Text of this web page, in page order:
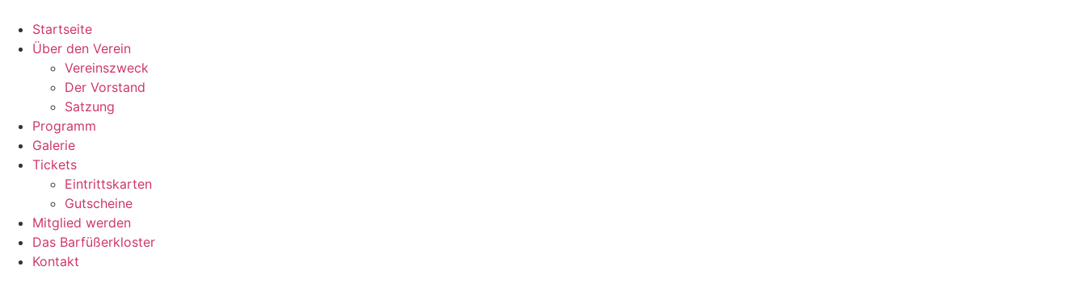
Startseite
Über den Verein
Vereinszweck
Der Vorstand
Satzung
Programm
Galerie
Tickets
Eintrittskarten
Gutscheine
Mitglied werden
Das Barfüßerkloster
Kontakt